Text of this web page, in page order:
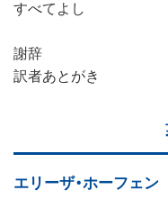
すべてよし
謝辞
訳者あとがき
エリーザ・ホーフェン